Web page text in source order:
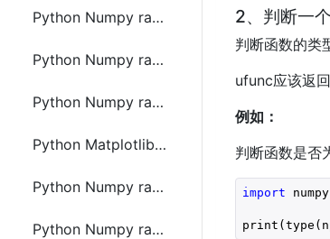
Python Numpy random 生成随机数
Python Numpy random.choice() 数据分布
Python Numpy random.shuffle() 随机排列
Python Matplotlib Seaborn 可视化随机分布
Python Numpy random.normal() 正态(高斯)分布
Python Numpy random.binomial() 二项分布
2、判断一
判断函数的类
ufunc应该返回
例如：
判断函数是否
import numpy